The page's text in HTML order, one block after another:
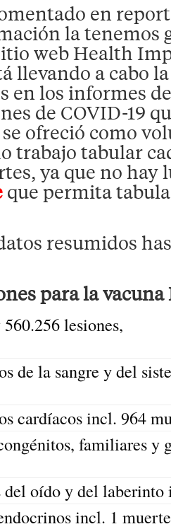
en
la tenemos
web Health
llevando a cabo
en los informes
de COVID-19
ofreció como
trabajo tabular
ya que no hay
que permita
resumidos
para la
lesiones,
de la sangre y del
cardíacos incl. 964
familiares y
del oído y del
incl. 1 muerte